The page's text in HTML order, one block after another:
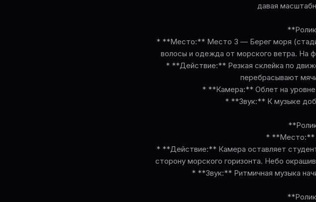
давая
* **Место:** Место 3 — Берег моря
волосы и одежда от морского ветра. На
* **Действие:** Резкая склейка по
перебрасывают
* **Камера:** Облет на уровне
* **Звук:** К музыке
* **Место:**
* **Действие:** Камера оставляет
сторону морского горизонта. Небо
* **Звук:** Ритмичная музыка